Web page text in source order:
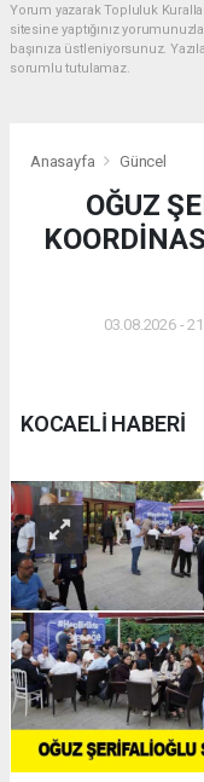
Yorum yazarak Topluluk
sitesine yaptığınız
başınıza üstleniyorsunuz.
sorumlu tutulamaz.
Anasayfa Güncel
OĞUZ
03.08.2026 -
KOCAELİ HABERİ